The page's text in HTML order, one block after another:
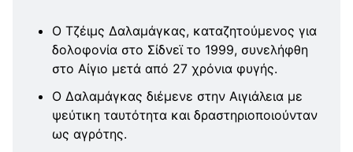
Ο Τζέιμς Δαλαμάγκας, καταζητούμενος για
δολοφονία στο Σίδνεϊ το 1999, συνελήφθη
στο Αίγιο μετά από 27 χρόνια φυγής.
Ο Δαλαμάγκας διέμενε στην Αιγιάλεια με
ψεύτικη ταυτότητα και δραστηριοποιούνταν
ως αγρότης.